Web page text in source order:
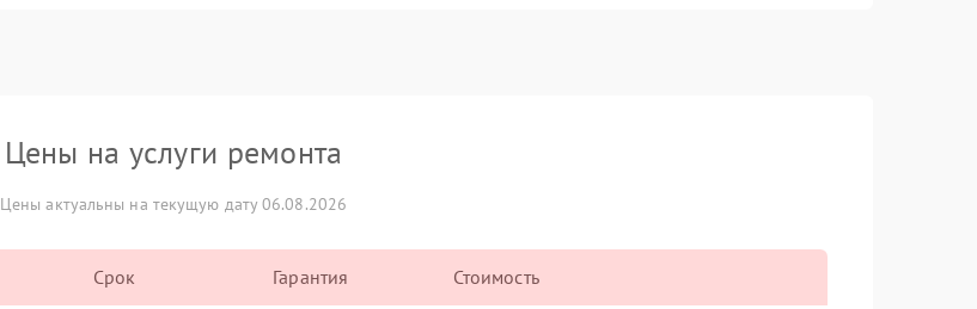
Цены на услуги ремонта
Цены актуальны на текущую дату 06.08.2026
Срок Гарантия Стоимость